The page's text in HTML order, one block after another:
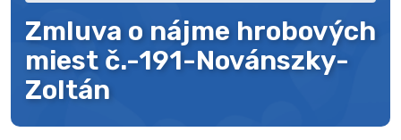
Zmluva o nájme hrobových
miest č.-191-Novánszky-
Zoltán